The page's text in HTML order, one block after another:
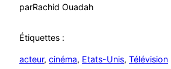
parRachid Ouadah
Étiquettes :
acteur, cinéma, Etats-Unis, Télévision